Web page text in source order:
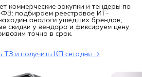
коммерческие закупки и тендеры по
подбираем реестровое ИТ-
аналоги ушедших брендов,
скидки у вендора и фиксируем цену,
точно в срок.
ТЗ и получить КП сегодня →